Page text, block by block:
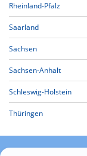
Rheinland-Pfalz
Saarland
Sachsen
Sachsen-Anhalt
Schleswig-Holstein
Thüringen